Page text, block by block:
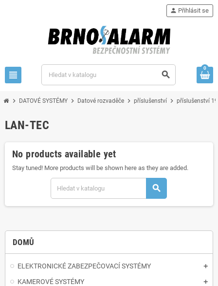
view_headline search
person Přihlásit se
0
chevron_right DATOVÉ SYSTÉMY chevron_right Datové rozvaděče chevron_right příslušenství chevron_right příslušenství
DOMŮ
ELEKTRONICKÉ ZABEZPEČOVACÍ SYSTÉMY
KAMEROVÉ SYSTÉMY
LAN-TEC
No products available yet
Stay tuned! More products will be shown here as they are added.
search